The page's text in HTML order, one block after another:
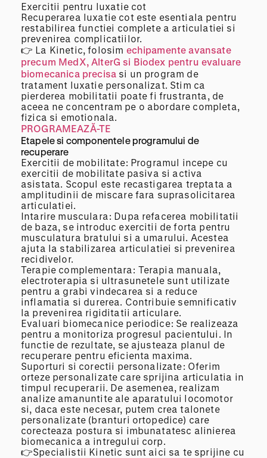
Exercitii pentru luxatie cot
Recuperarea luxatie cot este esentiala pentru
restabilirea functiei complete a articulatiei si
prevenirea complicatiilor.
👉 La Kinetic, folosim echipamente avansate
precum MedX, AlterG si Biodex pentru evaluare
biomecanica precisa si un program de
tratament luxatie personalizat. Stim ca
pierderea mobilitatii poate fi frustranta, de
aceea ne concentram pe o abordare completa,
fizica si emotionala.
PROGRAMEAZĂ-TE
Etapele si componentele programului de
recuperare
Exercitii de mobilitate: Programul incepe cu
exercitii de mobilitate pasiva si activa
asistata. Scopul este recastigarea treptata a
amplitudinii de miscare fara suprasolicitarea
articulatiei.
Intarire musculara: Dupa refacerea mobilitatii
de baza, se introduc exercitii de forta pentru
musculatura bratului si a umarului. Acestea
ajuta la stabilizarea articulatiei si prevenirea
recidivelor.
Terapie complementara: Terapia manuala,
electroterapia si ultrasunetele sunt utilizate
pentru a grabi vindecarea si a reduce
inflamatia si durerea. Contribuie semnificativ
la prevenirea rigiditatii articulare.
Evaluari biomecanice periodice: Se realizeaza
pentru a monitoriza progresul pacientului. In
functie de rezultate, se ajusteaza planul de
recuperare pentru eficienta maxima.
Suporturi si corectii personalizate: Oferim
orteze personalizate care sprijina articulatia in
timpul recuperarii. De asemenea, realizam
analize amanuntite ale aparatului locomotor
si, daca este necesar, putem crea talonete
personalizate (branturi ortopedice) care
corecteaza postura si imbunatatesc alinierea
biomecanica a intregului corp.
👉Specialistii Kinetic sunt aici sa te sprijine cu